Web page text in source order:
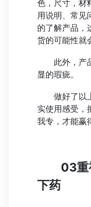
色，尺寸，材
用说明、常见
的了解产品，
货的可能性就
此外，产品
显的瑕疵。
做好了以上
实使用感受，
我专，才能赢
03重视
下药